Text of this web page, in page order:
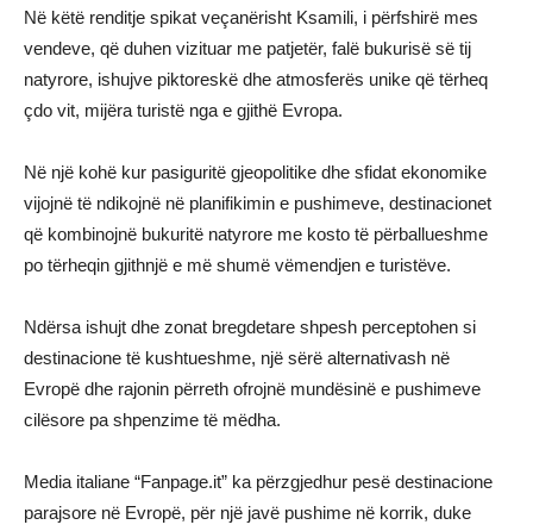
Në këtë renditje spikat veçanërisht Ksamili, i përfshirë mes
vendeve, që duhen vizituar me patjetër, falë bukurisë së tij
natyrore, ishujve piktoreskë dhe atmosferës unike që tërheq
çdo vit, mijëra turistë nga e gjithë Evropa.
Në një kohë kur pasiguritë gjeopolitike dhe sfidat ekonomike
vijojnë të ndikojnë në planifikimin e pushimeve, destinacionet
që kombinojnë bukuritë natyrore me kosto të përballueshme
po tërheqin gjithnjë e më shumë vëmendjen e turistëve.
Ndërsa ishujt dhe zonat bregdetare shpesh perceptohen si
destinacione të kushtueshme, një sërë alternativash në
Evropë dhe rajonin përreth ofrojnë mundësinë e pushimeve
cilësore pa shpenzime të mëdha.
Media italiane “Fanpage.it” ka përzgjedhur pesë destinacione
parajsore në Evropë, për një javë pushime në korrik, duke